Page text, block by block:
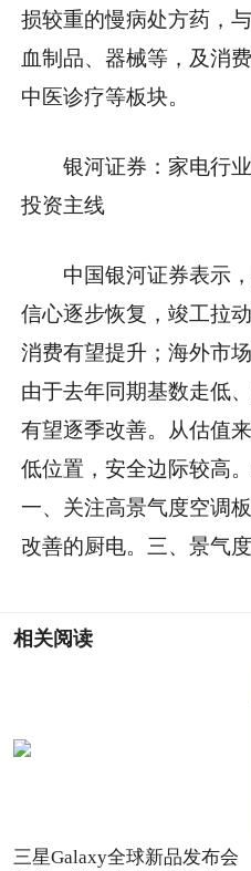
损较重的慢病处方药，
血制品、器械等，及消
中医诊疗等板块。
银河证券：家电行
投资主线
中国银河证券表示
信心逐步恢复，竣工拉
消费有望提升；海外市
由于去年同期基数走低
有望逐季改善。从估值
低位置，安全边际较高
一、关注高景气度空调
改善的厨电。三、景气
相关阅读
三星Galaxy全球新品发布会